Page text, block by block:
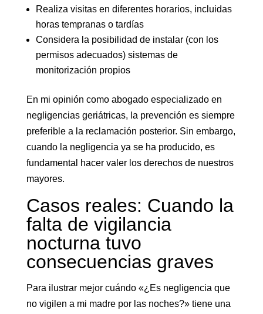
Realiza visitas en diferentes horarios, incluidas
horas tempranas o tardías
Considera la posibilidad de instalar (con los
permisos adecuados) sistemas de
monitorización propios
En mi opinión como abogado especializado en
negligencias geriátricas, la prevención es siempre
preferible a la reclamación posterior. Sin embargo,
cuando la negligencia ya se ha producido, es
fundamental hacer valer los derechos de nuestros
mayores.
Casos reales: Cuando la
falta de vigilancia
nocturna tuvo
consecuencias graves
Para ilustrar mejor cuándo «¿Es negligencia que
no vigilen a mi madre por las noches?» tiene una